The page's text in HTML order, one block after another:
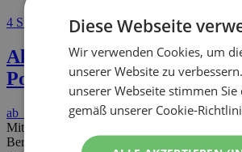
4 Sterne Hotel
Aktivhotel Alpendorf5600
Pongau • Österreich
ab
€ 129,00
Mitten im Salzburger Land und umrahmt
Bergwelt, bildet unser 4 Sterne Hotel
Diese Webseite
Wir verwenden Cookies, um
unserer Website zu
unserer Webseite stimmen
gemäß unserer Cookie-